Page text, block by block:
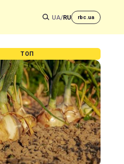
UA/RU rbc.ua
ТОП